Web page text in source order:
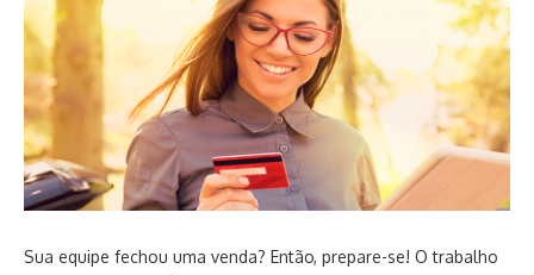
Sua equipe fechou uma venda? Então, prepare-se! O trabalho